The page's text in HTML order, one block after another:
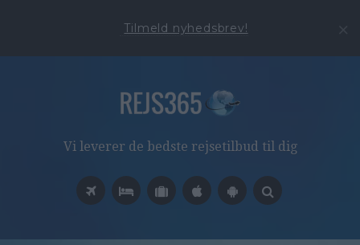
Tilmeld nyhedsbrev!
Vi leverer de bedste rejsetilbud til dig